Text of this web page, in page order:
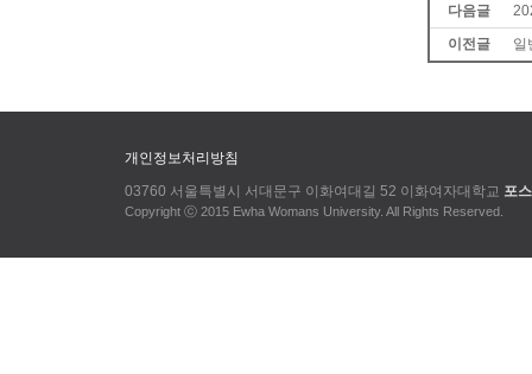
다음글
이전글
일
개인정보처리방침
03760 서울특별시 서대문구 이화여대길 52 이화여자대학교 포
Copyright ⓒ 2015 Ewha Womans University. All Rights Reserved.